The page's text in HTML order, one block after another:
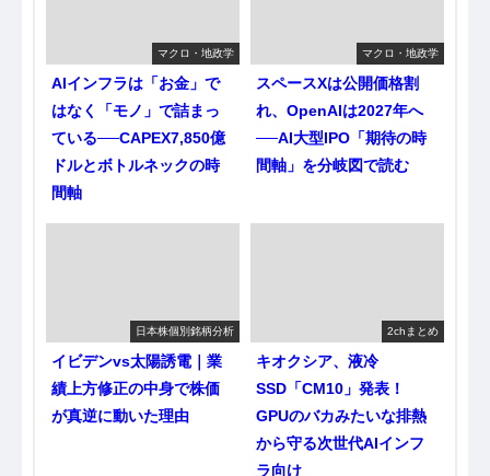
マクロ・地政学
AIインフラは「お金」で
はなく「モノ」で詰まっ
ている──CAPEX7,850億
ドルとボトルネックの時
間軸
マクロ・地政学
スペースXは公開価格割
れ、OpenAIは2027年へ
──AI大型IPO「期待の時
間軸」を分岐図で読む
日本株個別銘柄分析
イビデンvs太陽誘電｜業
績上方修正の中身で株価
が真逆に動いた理由
2chまとめ
キオクシア、液冷
SSD「CM10」発表！
GPUのバカみたいな排熱
から守る次世代AIインフ
ラ向け